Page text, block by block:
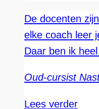
De docenten
elke coach leer
Daar ben ik
Oud-cursist
Lees verder